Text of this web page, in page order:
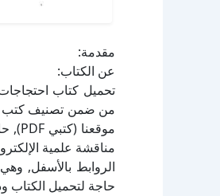
مقدمة:
عن الكتاب:
مناقشة علمية
حاجة لتحميل الكتاب